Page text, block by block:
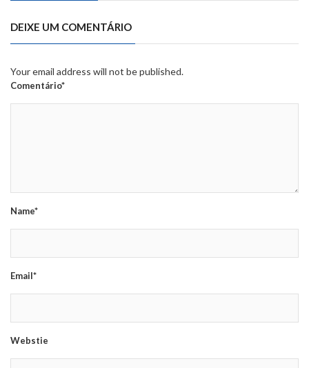
DEIXE UM COMENTÁRIO
Your email address will not be published.
Comentário*
Name*
Email*
Webstie